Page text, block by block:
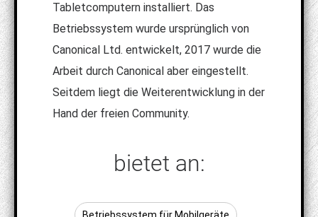
Tabletcomputern installiert. Das
Betriebssystem wurde ursprünglich von
Canonical Ltd. entwickelt, 2017 wurde die
Arbeit durch Canonical aber eingestellt.
Seitdem liegt die Weiterentwicklung in der
Hand der freien Community.
bietet an: